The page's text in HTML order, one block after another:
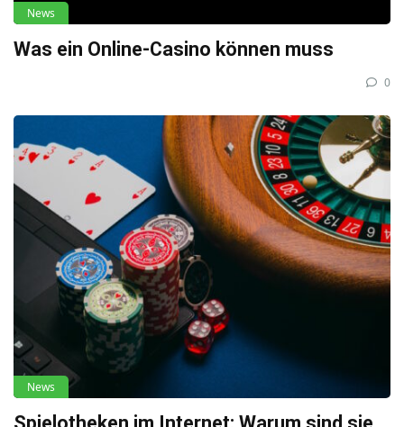
News
Was ein Online-Casino können muss
0
News